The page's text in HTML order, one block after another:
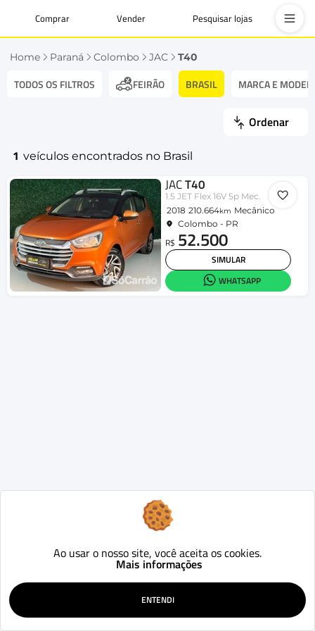
Comprar Vender Pesquisar lojas
Home Paraná Colombo JAC T40
TODOS OS FILTROS FEIRÃO BRASIL MARCA E
Ordenar
1 veículos encontrados no Brasil
JACT40
1.5 JET Flex 16V 5p Mec.
2018 210.664km Mecânico
Colombo - PR
R$ 52.500
SIMULAR
WHATSAPP
Ao usar o nosso site, você aceita os cookies.
Mais informações
ENTENDI